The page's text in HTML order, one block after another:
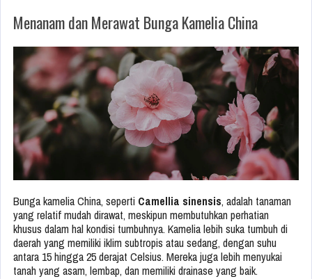
Menanam dan Merawat Bunga Kamelia China
Bunga kamelia China, seperti Camellia sinensis, adalah tanaman
yang relatif mudah dirawat, meskipun membutuhkan perhatian
khusus dalam hal kondisi tumbuhnya. Kamelia lebih suka tumbuh di
daerah yang memiliki iklim subtropis atau sedang, dengan suhu
antara 15 hingga 25 derajat Celsius. Mereka juga lebih menyukai
tanah yang asam, lembap, dan memiliki drainase yang baik.